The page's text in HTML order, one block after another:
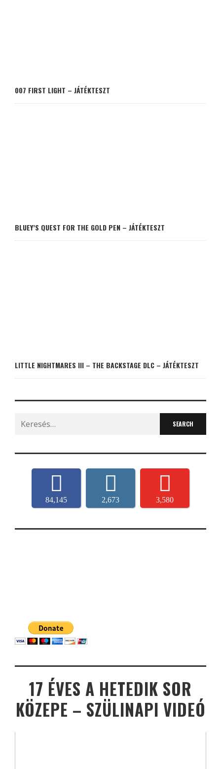
007 FIRST LIGHT – JÁTÉKTESZT
BLUEY’S QUEST FOR THE GOLD PEN – JÁTÉKTESZT
LITTLE NIGHTMARES III – THE BACKSTAGE DLC – JÁTÉKTESZT
Search
for:
84,145 2,673 3,580
17 ÉVES A HETEDIK SOR
KÖZEPE – SZÜLINAPI VIDEÓ